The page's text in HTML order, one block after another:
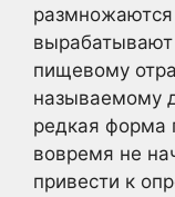
пищевому
называемому
редкая форма
вовремя не
привести к